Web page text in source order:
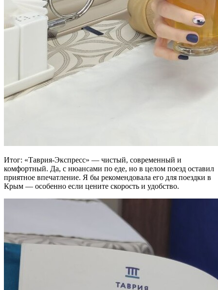
Итог: «Таврия-Экспресс» — чистый, современный и
комфортный. Да, с нюансами по еде, но в целом поезд оставил
приятное впечатление. Я бы рекомендовала его для поездки в
Крым — особенно если цените скорость и удобство.